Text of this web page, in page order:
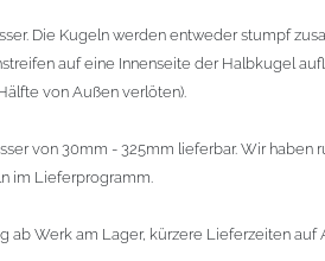
Die Kugeln werden entweder stumpf
auf eine Innenseite der Halbkugel
von Außen verlöten).
von 30mm - 325mm lieferbar. Wir haben
im Lieferprogramm.
ab Werk am Lager, kürzere Lieferzeiten auf